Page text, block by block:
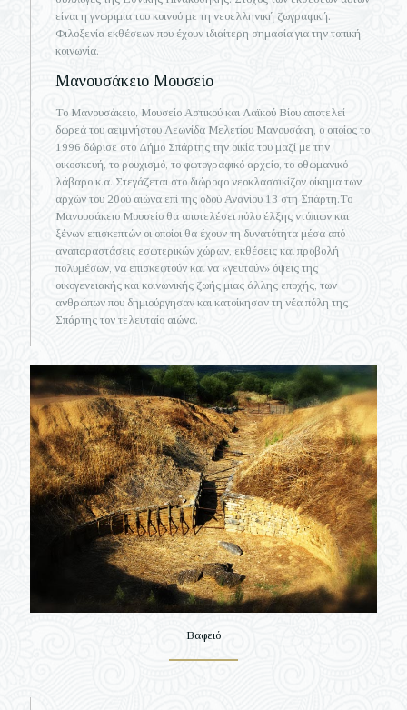
είναι η γνωριμία του κοινού με τη νεοελληνική ζωγραφική.
Φιλοξενία εκθέσεων που έχουν ιδιαίτερη σημασία για την τοπική
κοινωνία.
Μανουσάκειο Μουσείο
Το Μανουσάκειο, Μουσείο Αστικού και Λαϊκού Βίου αποτελεί
δωρεά του αειμνήστου Λεωνίδα Μελετίου Μανουσάκη, ο οποίος το
1996 δώρισε στο Δήμο Σπάρτης την οικία του μαζί με την
οικοσκευή, το ρουχισμό, το φωτογραφικό αρχείο, το οθωμανικό
λάβαρο κ.α. Στεγάζεται στο διώροφο νεοκλασσικίζον οίκημα των
αρχών του 20ού αιώνα επί της οδού Ανανίου 13 στη Σπάρτη.Το
Μανουσάκειο Μουσείο θα αποτελέσει πόλο έλξης ντόπιων και
ξένων επισκεπτών οι οποίοι θα έχουν τη δυνατότητα μέσα από
αναπαραστάσεις εσωτερικών χώρων, εκθέσεις και προβολή
πολυμέσων, να επισκεφτούν και να «γευτούν» όψεις της
οικογενειακής και κοινωνικής ζωής μιας άλλης εποχής, των
ανθρώπων που δημιούργησαν και κατοίκησαν τη νέα πόλη της
Σπάρτης τον τελευταίο αιώνα.
Βαφειό